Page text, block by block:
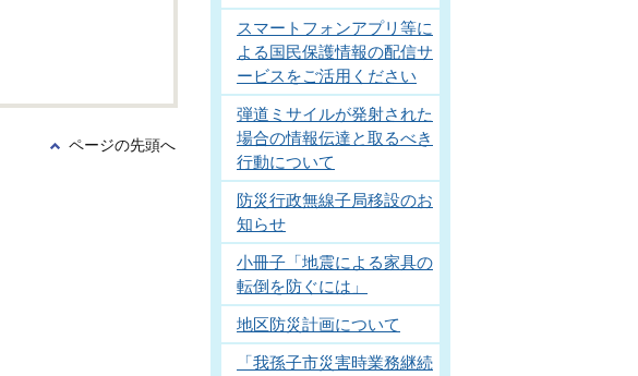
ページの先頭へ
スマートフォンアプリ等に
よる国民保護情報の配信サ
ービスをご活用ください
弾道ミサイルが発射された
場合の情報伝達と取るべき
行動について
防災行政無線子局移設のお
知らせ
小冊子「地震による家具の
転倒を防ぐには」
地区防災計画について
「我孫子市災害時業務継続